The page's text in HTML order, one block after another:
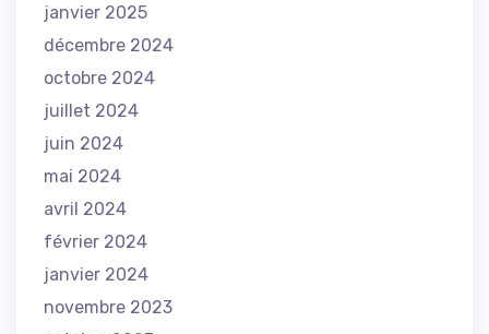
janvier 2025
décembre 2024
octobre 2024
juillet 2024
juin 2024
mai 2024
avril 2024
février 2024
janvier 2024
novembre 2023